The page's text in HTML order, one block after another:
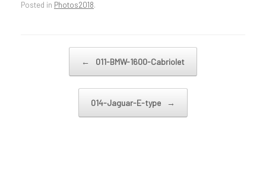
Posted in Photos2018.
← 011-BMW-1600-Cabriolet
014-Jaguar-E-type →